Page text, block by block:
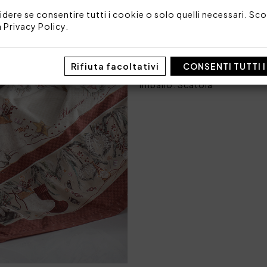
se consentire tutti i cookie o solo quelli necessari.
Privacy Policy
Rifiuta facoltativi CONSENTI TUTTI
Imbottitura: 100%
Codice: 104010072
Dimensioni: 135 x 185
Imballo: Scatola